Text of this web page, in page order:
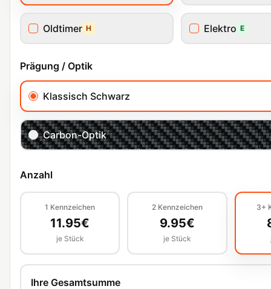
Oldtimer H Elektro E
Prägung / Optik
Klassisch Schwarz
Carbon-Optik
Anzahl
1 Kennzeichen
11.95€
je Stück
2 Kennzeichen
9.95€
je Stück
3+
Ihre Gesamtsumme